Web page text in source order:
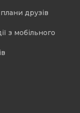
друзів
з мобільного